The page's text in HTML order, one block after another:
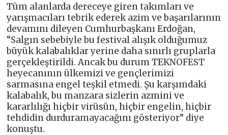
Tüm alanlarda dereceye giren takımları ve
yarışmacıları tebrik ederek azim ve başarılarının
devamını dileyen Cumhurbaşkanı Erdoğan,
“Salgın sebebiyle bu festival alışık olduğumuz
büyük kalabalıklar yerine daha sınırlı gruplarla
gerçekleştirildi. Ancak bu durum TEKNOFEST
heyecanının ülkemizi ve gençlerimizi
sarmasına engel teşkil etmedi. Şu karşımdaki
kalabalık, bu manzara sizlerin azmini ve
kararlılığı hiçbir virüsün, hiçbir engelin, hiçbir
tehdidin durduramayacağını gösteriyor” diye
konuştu.